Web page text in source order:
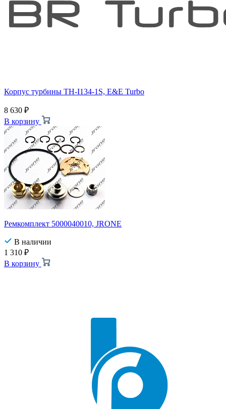
Корпус турбины TH-I134-1S, E&E Turbo
8 630 ₽
В корзину
Ремкомплект 5000040010, JRONE
В наличии
1 310 ₽
В корзину